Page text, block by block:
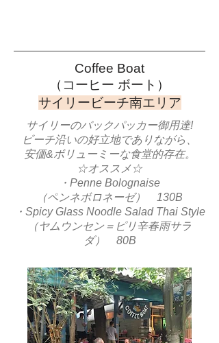
Coffee Boat
​（コーヒー ボート）
​サイリービーチ南エリア
サイリーのバックパッカー御用達!
ビーチ沿いの好立地でありながら、
安価&ボリューミーな食堂的存在。
☆オススメ☆
・Penne Bolognaise
（ペンネボロネーゼ） 130B
・Spicy Glass Noodle Salad Thai Style
（ヤムウンセン＝ピリ辛春雨サラ
ダ） 80B